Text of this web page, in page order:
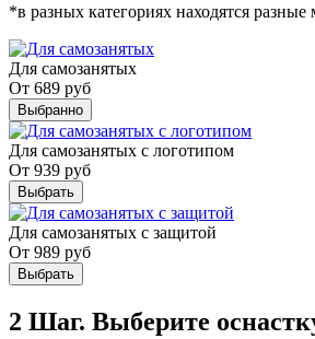
*в разных категориях находятся разные
Для самозанятых
От 689 руб
Выбранно
Для самозанятых с логотипом
От 939 руб
Выбрать
Для самозанятых с защитой
От 989 руб
Выбрать
2 Шаг. Выберите